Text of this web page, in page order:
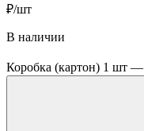
₽/шт
В наличии
Коробка (картон) 1 шт —